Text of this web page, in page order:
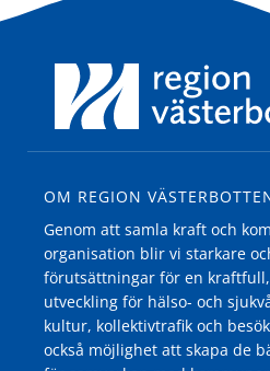
OM REGION
Genom att samla kraft och
organisation blir vi starkare
förutsättningar för en
utveckling för hälso- och
kultur, kollektivtrafik och
också möjlighet att skapa de